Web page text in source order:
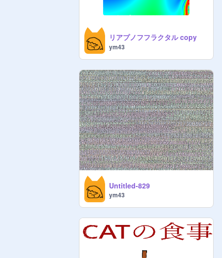
リアプノフフラクタル copy
ym43
Untitled-829
ym43